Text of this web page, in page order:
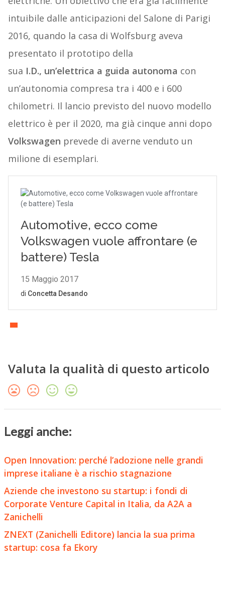
intuibile dalle anticipazioni del Salone di Parigi
2016, quando la casa di Wolfsburg aveva
presentato il prototipo della
sua I.D., un’elettrica a guida autonoma con
un’autonomia compresa tra i 400 e i 600
chilometri. Il lancio previsto del nuovo modello
elettrico è per il 2020, ma già cinque anni dopo
Volkswagen prevede di averne venduto un
milione di esemplari.
Valuta la qualità di questo articolo
Leggi anche:
Open Innovation: perché l’adozione nelle grandi
imprese italiane è a rischio stagnazione
Aziende che investono su startup: i fondi di
Corporate Venture Capital in Italia, da A2A a
Zanichelli
ZNEXT (Zanichelli Editore) lancia la sua prima
startup: cosa fa Ekory